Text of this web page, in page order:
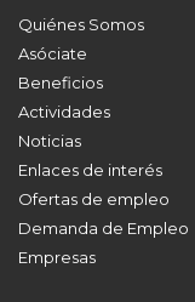
Quiénes Somos
Asóciate
Beneficios
Actividades
Noticias
Enlaces de interés
Ofertas de empleo
Demanda de Empleo
Empresas